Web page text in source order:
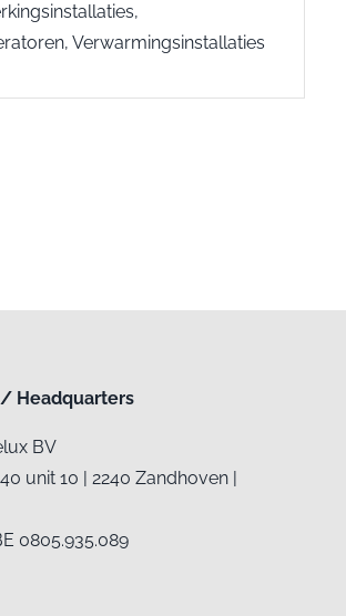
Verwarmingsinstallaties
Headquarters
BV
unit 10 | 2240 Zandhoven |
0805.935.089